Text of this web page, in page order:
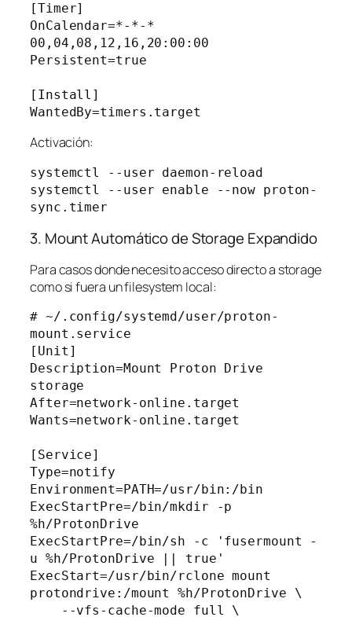
[Timer]
OnCalendar=*-*-*
00,04,08,12,16,20:00:00
Persistent=true
[Install]
Activación:
systemctl --user daemon-reload
systemctl --user enable --now proton-
3. Mount Automático de Storage Expandido
Para casos donde necesito acceso directo a storage
como si fuera un filesystem local:
# ~/.config/systemd/user/proton-
mount.service
[Unit]
Description=Mount Proton Drive
storage
After=network-online.target
Wants=network-online.target
[Service]
Type=notify
Environment=PATH=/usr/bin:/bin
ExecStartPre=/bin/mkdir -p
%h/ProtonDrive
ExecStartPre=/bin/sh -c 'fusermount -
u %h/ProtonDrive || true'
ExecStart=/usr/bin/rclone mount
protondrive:/mount %h/ProtonDrive \